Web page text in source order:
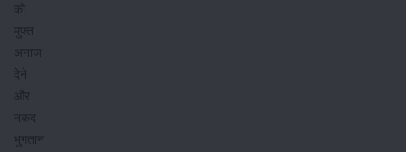
को
मुफ्त
अनाज
देने
और
नकद
भुगतान